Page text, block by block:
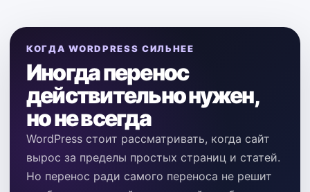
КОГДА WORDPRESS СИЛЬНЕЕ
Иногда перенос
действительно нужен,
но не всегда
WordPress стоит рассматривать, когда сайт
вырос за пределы простых страниц и статей.
Но перенос ради самого переноса не решит